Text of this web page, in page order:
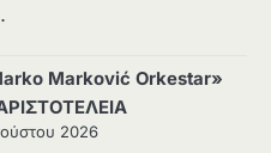
Marković Orkestar»
2026